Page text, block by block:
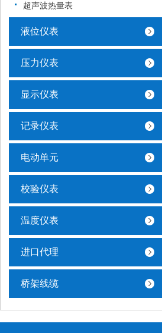
超声波热量表
液位仪表
压力仪表
显示仪表
记录仪表
电动单元
校验仪表
温度仪表
进口代理
桥架线缆